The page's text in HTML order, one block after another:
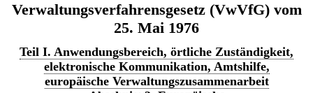
Verwaltungsverfahrensgesetz (VwVfG) vom
25. Mai 1976
Teil I. Anwendungsbereich, örtliche Zuständigkeit,
elektronische Kommunikation, Amtshilfe,
europäische Verwaltungszusammenarbeit